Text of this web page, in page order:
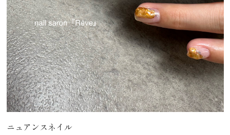
ニュアンスネイル